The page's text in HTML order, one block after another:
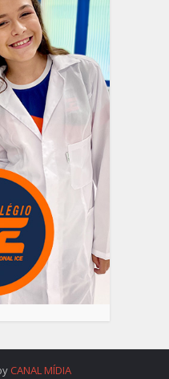
CANAL MÍDIA